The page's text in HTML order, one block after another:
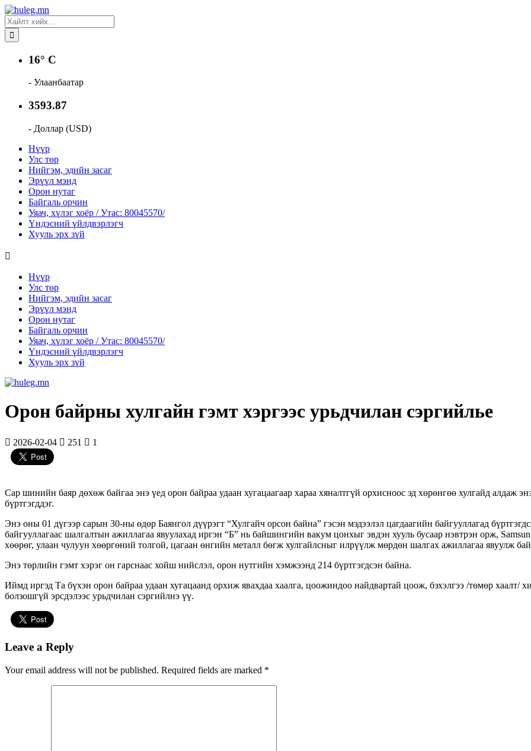
16° C
- Улаанбаатар
3593.87
- Доллар (USD)
Нүүр
Улс төр
Нийгэм, эдийн засаг
Эрүүл мэнд
Орон нутаг
Байгаль орчин
Уяач, хүлэг хоёр / Утас: 80045570/
Үндэсний үйлдвэрлэгч
Хууль эрх зүй
Нүүр
Улс төр
Нийгэм, эдийн засаг
Эрүүл мэнд
Орон нутаг
Байгаль орчин
Уяач, хүлэг хоёр / Утас: 80045570/
Үндэсний үйлдвэрлэгч
Хууль эрх зүй
Орон байрны хулгайн гэмт хэргээс урьдчилан сэргийлье
2026-02-04 251 1
Сар шинийн баяр дөхөж байгаа энэ үед орон байраа удаан хугацаагаар хараа хяналтгүй орхисноос эд хөрөнгөө хулгайд алдаж
бүртгэгддэг.
Энэ оны 01 дүгээр сарын 30-ны өдөр Баянгол дүүрэгт “Хулгайч орсон байна” гэсэн мэдээлэл цагдаагийн байгууллагад
байгууллагаас шалгалтын ажиллагаа явуулахад иргэн “Б” нь байшингийн вакум цонхыг эвдэн хууль бусаар нэвтрэн орж,
хөөрөг, улаан чулуун хөөргөний толгой, цагаан өнгийн металл бөгж хулгайлсныг илрүүлж мөрдөн шалгах ажиллагаа явуулж
Энэ төрлийн гэмт хэрэг он гарснаас хойш нийслэл, орон нутгийн хэмжээнд 214 бүртгэгдсэн байна.
Иймд иргэд Та бүхэн орон байраа удаан хугацаанд орхиж явахдаа хаалга, цоожиндоо найдвартай цоож, бэхэлгээ /төмөр хаалт/
болзошгүй эрсдэлээс урьдчилан сэргийлнэ үү.
Leave a Reply
Your email address will not be published. Required fields are marked *